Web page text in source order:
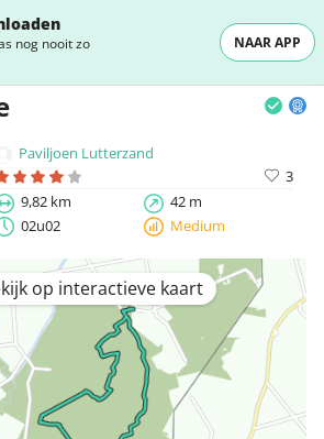
nog nooit zo
NAAR APP
Paviljoen Lutterzand
3
9,82 km
42 m
02u02
Medium
op interactieve kaart